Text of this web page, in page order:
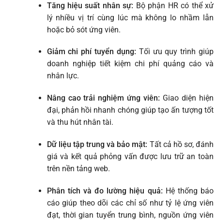
Tăng hiệu suất nhân sự: Bộ phận HR có thể xử
lý nhiều vị trí cùng lúc mà không lo nhầm lẫn
hoặc bỏ sót ứng viên.
Giảm chi phí tuyển dụng: Tối ưu quy trình giúp
doanh nghiệp tiết kiệm chi phí quảng cáo và
nhân lực.
Nâng cao trải nghiệm ứng viên: Giao diện hiện
đại, phản hồi nhanh chóng giúp tạo ấn tượng tốt
và thu hút nhân tài.
Dữ liệu tập trung và bảo mật: Tất cả hồ sơ, đánh
giá và kết quả phỏng vấn được lưu trữ an toàn
trên nền tảng web.
Phân tích và đo lường hiệu quả: Hệ thống báo
cáo giúp theo dõi các chỉ số như tỷ lệ ứng viên
đạt, thời gian tuyển trung bình, nguồn ứng viên